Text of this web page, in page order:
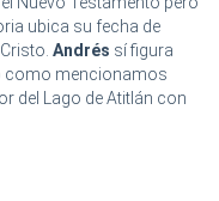
ubica su fecha de
Andrés sí figura
como mencionamos
del Lago de Atitlán con